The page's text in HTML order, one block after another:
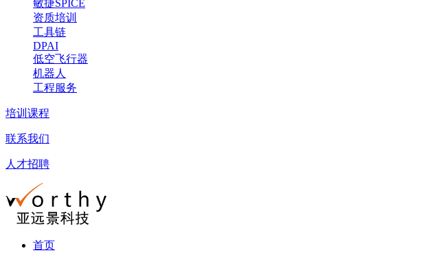
敏捷SPICE
资质培训
工具链
DPAI
低空飞行器
机器人
工程服务
培训课程
联系我们
人才招聘
首页